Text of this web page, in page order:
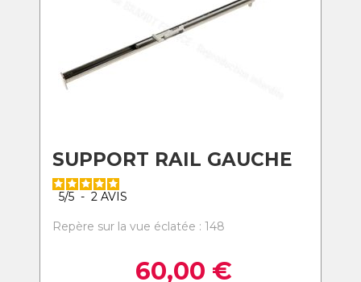
SUPPORT RAIL GAUCHE
5/5 - 2 AVIS
Repère sur la vue éclatée : 148
60,00 €